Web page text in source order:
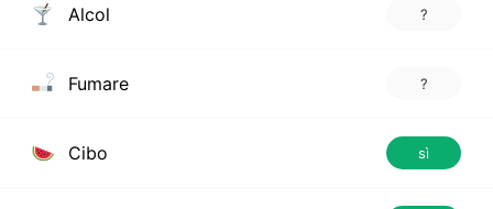
Alcol ?
Fumare ?
Cibo sì